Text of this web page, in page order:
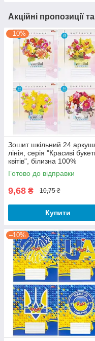
Акційні пропозиції
–10%
Зошит шкільний 24
лінія, серія "Красиві
квітів", білизна 100%
Готово до відправки
9,68 ₴ 10,75 ₴
Купити
–10%